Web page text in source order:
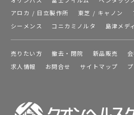
アロカ / 日立製作所
東芝 / キャノン
シーメンス
コニカミノルタ 島津メデ
売りたい方 撤去・閉院 新品販売
求人情報
お問合せ サイトマップ